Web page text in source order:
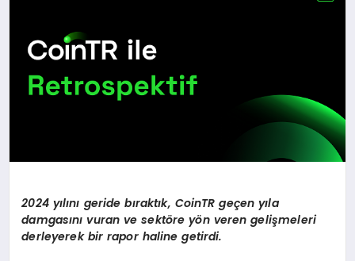
2024 yılını geride bıraktık, CoinTR geçen yıla
damgasınıvuran ve sektöre yön veren gelişmeleri
derleyerek bir rapor haline getirdi.